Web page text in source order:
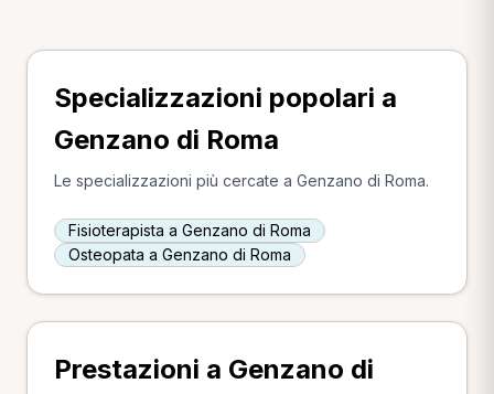
Specializzazioni popolari a
Genzano di Roma
Le specializzazioni più cercate a Genzano di Roma.
Fisioterapista a Genzano di Roma
Osteopata a Genzano di Roma
Prestazioni a Genzano di